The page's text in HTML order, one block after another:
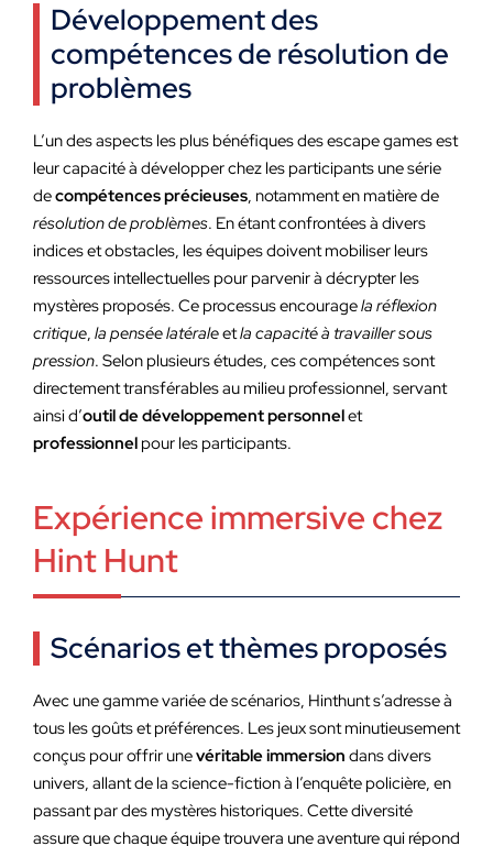
Développement des
compétences de résolution de
problèmes
L’un des aspects les plus bénéfiques des escape games est
leur capacité à développer chez les participants une série
decompétences précieuses, notamment en matière de
résolution de problèmes. En étant confrontées à divers
indices et obstacles, les équipes doivent mobiliser leurs
ressources intellectuelles pour parvenir à décrypter les
mystères proposés. Ce processus encouragela réflexion
critique, la pensée latéraleetla capacité à travailler sous
pression. Selon plusieurs études, ces compétences sont
directement transférables au milieu professionnel, servant
ainsi d’outil de développement personnelet
professionnel pour les participants.
Expérience immersive chez
Hint Hunt
Scénarios et thèmes proposés
Avec une gamme variée de scénarios, Hinthunt s’adresse à
tous les goûts et préférences. Les jeux sont minutieusement
conçus pour offrir unevéritable immersion dans divers
univers, allant de la science-fiction à l’enquête policière, en
passant par des mystères historiques. Cette diversité
assure que chaque équipe trouvera une aventure qui répond